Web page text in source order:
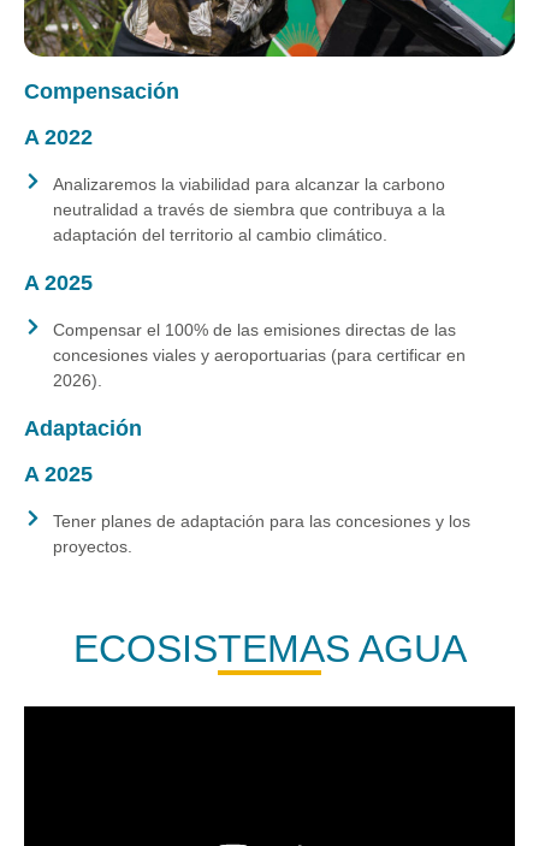
Compensación
A 2022
Analizaremos la viabilidad para alcanzar la carbono
neutralidad a través de siembra que contribuya a la
adaptación del territorio al cambio climático.
A 2025
Compensar el 100% de las emisiones directas de las
concesiones viales y aeroportuarias (para certificar en
2026).
Adaptación
A 2025
Tener planes de adaptación para las concesiones y los
proyectos.
ECOSISTEMAS AGUA